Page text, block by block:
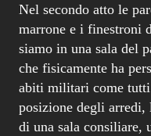
Nel secondo atto le
marrone e i finestroni
siamo in una sala del
che fisicamente ha
abiti militari come
posizione degli arredi,
di una sala consiliare,